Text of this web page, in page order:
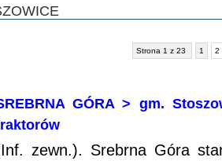
Strona 1 z 23 1 2
GÓRA > gm.
zewn.). Srebrna Góra